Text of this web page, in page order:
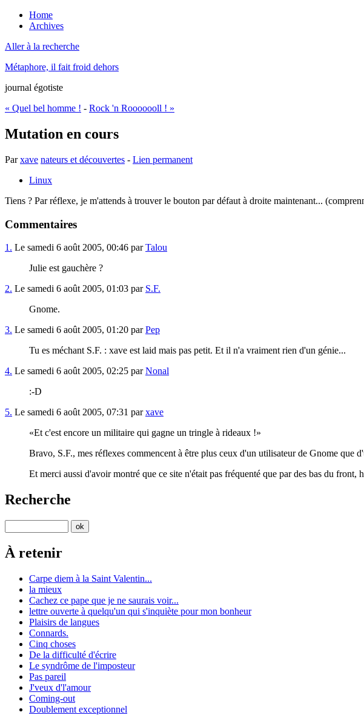
Home
Archives
Aller à la recherche
Métaphore, il fait froid dehors
journal égotiste
« Quel bel homme ! - Rock 'n Rooooooll ! »
Mutation en cours
Parxave nateurs et découvertes - Lien permanent
Linux
Tiens ? Par réflexe, je m'attends à trouver le bouton par défaut à droite maintenant...
Commentaires
1. Le samedi 6 août 2005, 00:46 parTalou
Julie est gauchère ?
2. Le samedi 6 août 2005, 01:03 par S.F.
Gnome.
3. Le samedi 6 août 2005, 01:20 parPep
Tu es méchant S.F. : xave est laid mais pas petit. Et il n'a vraiment rien d'un génie...
4. Le samedi 6 août 2005, 02:25 parNonal
:-D
5. Le samedi 6 août 2005, 07:31 parxave
Et c'est encore un militaire qui gagne un tringle à rideaux !
Bravo, S.F., mes réflexes commencent à être plus ceux d'un utilisateur de Gnome
Et merci aussi d'avoir montré que ce site n'était pas fréquenté que par des bas du front,
Recherche
À retenir
Carpe diem à la Saint Valentin...
la mieux
Cachez ce pape que je ne saurais voir...
lettre ouverte à quelqu'un qui s'inquiète pour mon bonheur
Plaisirs de langues
Connards.
Cinq choses
De la difficulté d'écrire
Le syndrôme de l'imposteur
Pas pareil
J'veux d'l'amour
Coming-out
Doublement exceptionnel